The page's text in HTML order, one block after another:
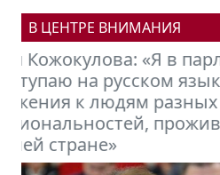
В ЦЕНТРЕ ВНИМАНИЯ
Михаил Петров:
встраиваться в
модель мира,
эгидой БРИКС